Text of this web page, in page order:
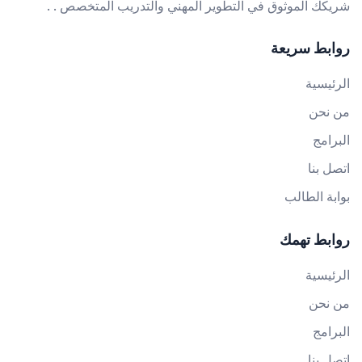
شريكك الموثوق في التطوير المهني والتدريب المتخصص . .
روابط سريعة
الرئيسية
من نحن
البرامج
اتصل بنا
بوابة الطالب
روابط تهمك
الرئيسية
من نحن
البرامج